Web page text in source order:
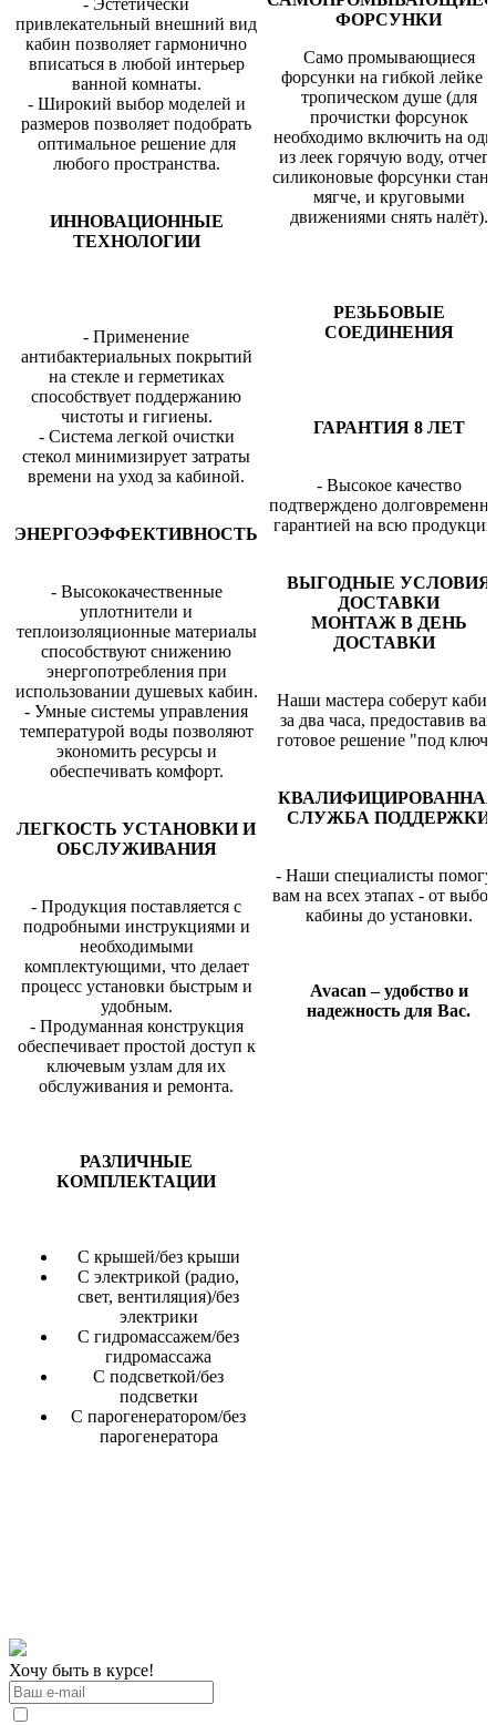
- Эстетически
привлекательный внешний вид
кабин позволяет гармонично
вписаться в любой интерьер
ванной комнаты.
- Широкий выбор моделей и
размеров позволяет подобрать
оптимальное решение для
любого пространства.
ИННОВАЦИОННЫЕ
ТЕХНОЛОГИИ
- Применение
антибактериальных покрытий
на стекле и герметиках
способствует поддержанию
чистоты и гигиены.
- Система легкой очистки
стекол минимизирует затраты
времени на уход за кабиной.
ЭНЕРГОЭФФЕКТИВНОСТЬ
- Высококачественные
уплотнители и
теплоизоляционные материалы
способствуют снижению
энергопотребления при
использовании душевых кабин.
- Умные системы управления
температурой воды позволяют
экономить ресурсы и
обеспечивать комфорт.
ЛЕГКОСТЬ УСТАНОВКИ И
ОБСЛУЖИВАНИЯ
- Продукция поставляется с
подробными инструкциями и
необходимыми
комплектующими, что делает
процесс установки быстрым и
удобным.
- Продуманная конструкция
обеспечивает простой доступ к
ключевым узлам для их
обслуживания и ремонта.
РАЗЛИЧНЫЕ
КОМПЛЕКТАЦИИ
С крышей/без крыши
С электрикой (радио,
свет, вентиляция)/без
электрики
С гидромассажем/без
гидромассажа
С подсветкой/без
подсветки
С парогенератором/без
парогенератора
ФОРСУНКИ
Само промывающиеся
форсунки на гибкой лейке и
тропическом душе (для
прочистки форсунок
необходимо включить на
из леек горячую воду,
силиконовые форсунки
мягче, и круговыми
движениями снять налёт).
РЕЗЬБОВЫЕ
СОЕДИНЕНИЯ
ГАРАНТИЯ 8 ЛЕТ
- Высокое качество
подтверждено
гарантией на всю
ВЫГОДНЫЕ УСЛОВИЯ
ДОСТАВКИ
МОНТАЖ В ДЕНЬ
ДОСТАВКИ
Наши мастера соберут
за два часа, предоставив вам
готовое решение "под
СЛУЖБА ПОДДЕРЖКИ
- Наши специалисты
вам на всех этапах - от
кабины до установки.
Avacan – удобство и
надежность для Вас.
Хочу быть в курсе!